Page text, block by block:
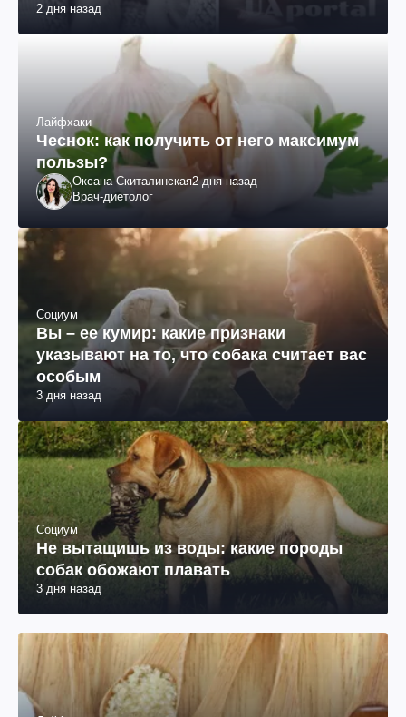
2 дня назад
Лайфхаки
Чеснок: как получить от него максимум
пользы?
Оксана Скиталинская2 дня назад
Врач-диетолог
Социум
Вы – ее кумир: какие признаки
указывают на то, что собака считает вас
особым
3 дня назад
Социум
Не вытащишь из воды: какие породы
собак обожают плавать
3 дня назад